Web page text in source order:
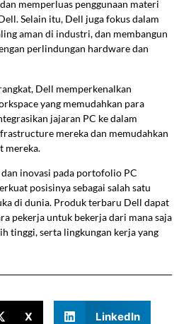
memperluas penggunaan materi
Selain itu, Dell juga fokus dalam
aman di industri, dan membangun
perlindungan hardware dan
Dell memperkenalkan
yang memudahkan para
jajaran PC ke dalam
mereka dan memudahkan
mereka.
inovasi pada portofolio PC
posisinya sebagai salah satu
di dunia. Produk terbaru Dell dapat
pekerja untuk bekerja dari mana saja
tinggi, serta lingkungan kerja yang
X LinkedIn